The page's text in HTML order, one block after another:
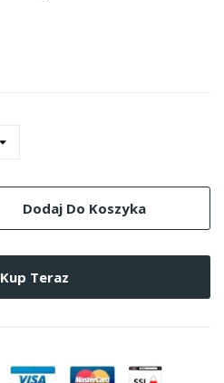
Dodaj Do Koszyka
Kup Teraz